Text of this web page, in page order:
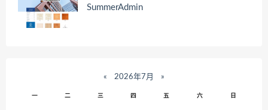
SummerAdmin
« 2026年7月 »
一 二 三 四 五 六 日